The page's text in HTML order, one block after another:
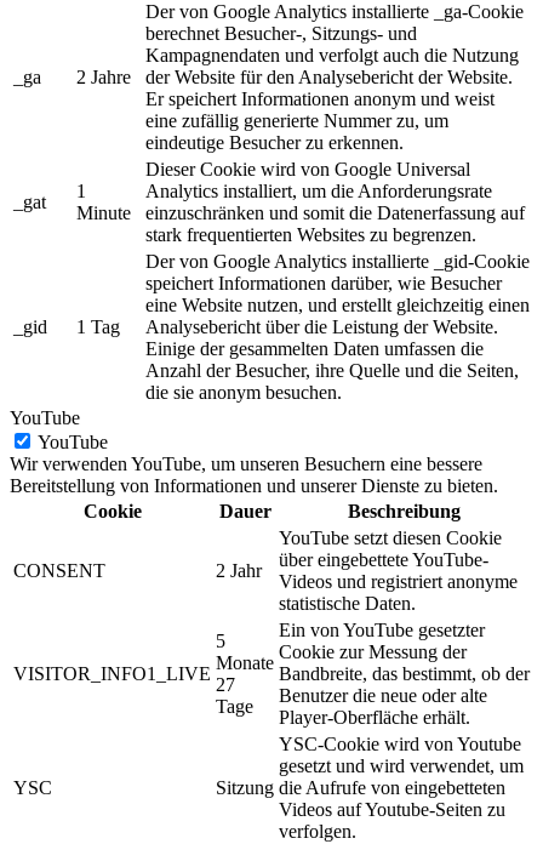
_ga 2 Jahre
Der von Google Analytics installierte _ga-Cookie
berechnet Besucher-, Sitzungs- und
Kampagnendaten und verfolgt auch die Nutzung
der Website für den Analysebericht der Website.
Er speichert Informationen anonym und weist
eine zufällig generierte Nummer zu, um
eindeutige Besucher zu erkennen.
_gat
1
Minute
Dieser Cookie wird von Google Universal
Analytics installiert, um die Anforderungsrate
einzuschränken und somit die Datenerfassung auf
stark frequentierten Websites zu begrenzen.
_gid 1 Tag
Der von Google Analytics installierte _gid-Cookie
speichert Informationen darüber, wie Besucher
eine Website nutzen, und erstellt gleichzeitig einen
Analysebericht über die Leistung der Website.
Einige der gesammelten Daten umfassen die
Anzahl der Besucher, ihre Quelle und die Seiten,
die sie anonym besuchen.
YouTube
YouTube
Wir verwenden YouTube, um unseren Besuchern eine bessere
Bereitstellung von Informationen und unserer Dienste zu bieten.
Cookie
Dauer Beschreibung
CONSENT 2 Jahr
YouTube setzt diesen Cookie
über eingebettete YouTube-
Videos und registriert anonyme
statistische Daten.
VISITOR_INFO1_LIVE
5
Monate
27
Tage
Ein von YouTube gesetzter
Cookie zur Messung der
Bandbreite, das bestimmt, ob der
Benutzer die neue oder alte
Player-Oberfläche erhält.
YSC Sitzung
YSC-Cookie wird von Youtube
gesetzt und wird verwendet, um
die Aufrufe von eingebetteten
Videos auf Youtube-Seiten zu
verfolgen.